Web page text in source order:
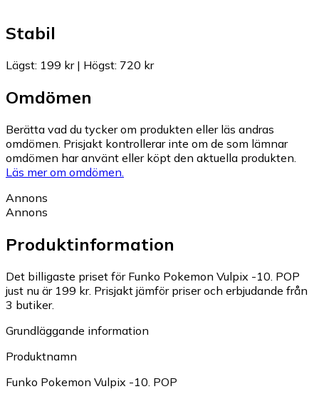
Stabil
Lägst: 199 kr| Högst: 720 kr
Omdömen
Berätta vad du tycker om produkten eller läs andras
omdömen. Prisjakt kontrollerar inte om de som lämnar
omdömen har använt eller köpt den aktuella produkten.
Läs mer om omdömen.
Annons
Annons
Produktinformation
Det billigaste priset för Funko Pokemon Vulpix -10. POP
just nu är 199 kr. Prisjakt jämför priser och erbjudande från
3 butiker.
Grundläggande information
Produktnamn
Funko Pokemon Vulpix -10. POP